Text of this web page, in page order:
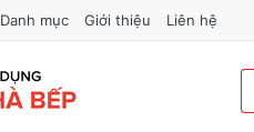
Danh mục Giới thiệu Liên hệ